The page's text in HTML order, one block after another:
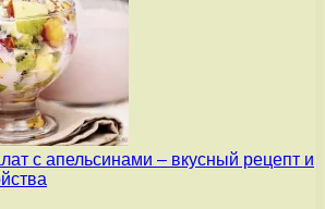
с апельсинами – вкусный рецепт и